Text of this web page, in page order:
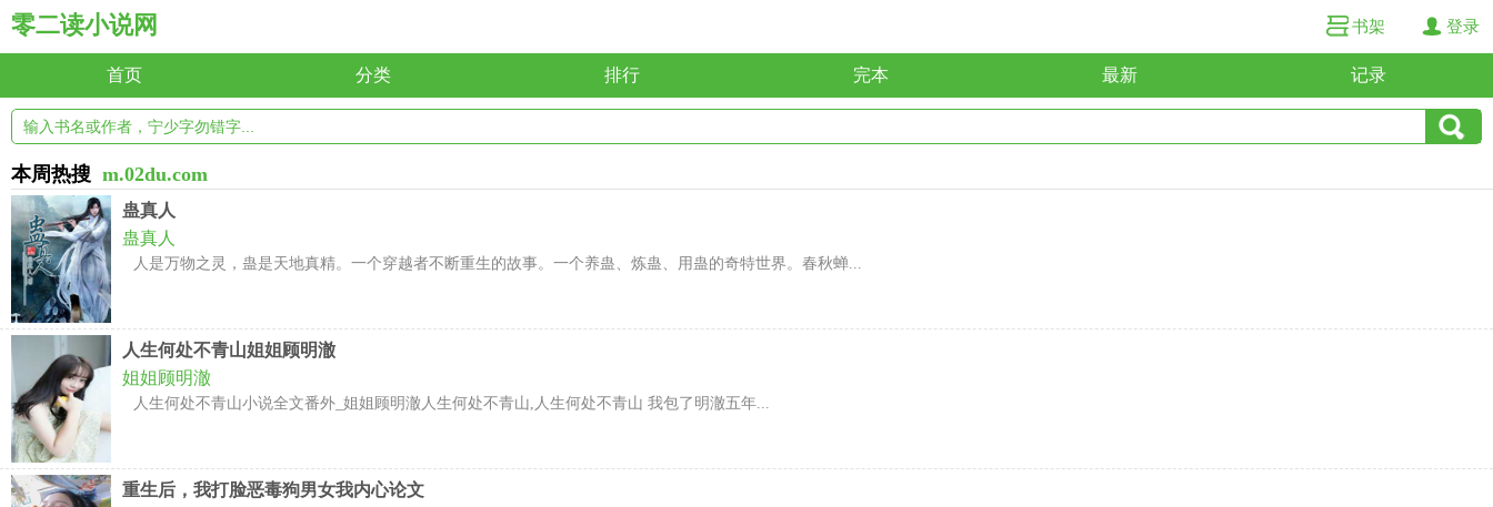
零二读小说网 书架 登录
首页 分类 排行 完本 最新 记录
本周热搜 m.02du.com
蛊真人
蛊真人
人是万物之灵，蛊是天地真精。一个穿越者不断重生的故事。一个养蛊、炼蛊、用蛊的奇特世界。春秋蝉...
人生何处不青山姐姐顾明澈
姐姐顾明澈
人生何处不青山小说全文番外_姐姐顾明澈人生何处不青山,人生何处不青山 我包了明澈五年...
重生后，我打脸恶毒狗男女我内心论文